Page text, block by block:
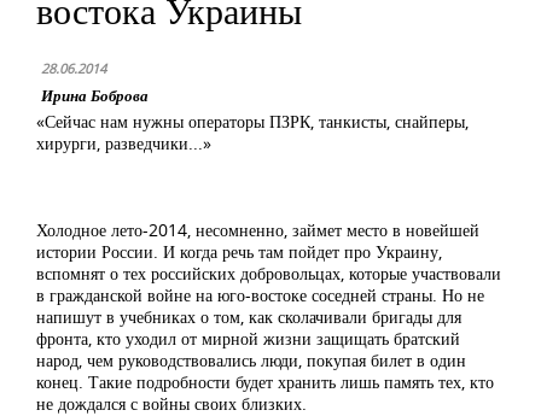
востока Украины
28.06.2014
Ирина Боброва
«Сейчас нам нужны операторы ПЗРК, танкисты, снайперы,
хирурги, разведчики...»
Холодное лето-2014, несомненно, займет место в новейшей
истории России. И когда речь там пойдет про Украину,
вспомнят о тех российских добровольцах, которые участвовали
в гражданской войне на юго-востоке соседней страны. Но не
напишут в учебниках о том, как сколачивали бригады для
фронта, кто уходил от мирной жизни защищать братский
народ, чем руководствовались люди, покупая билет в один
конец. Такие подробности будет хранить лишь память тех, кто
не дождался с войны своих близких.